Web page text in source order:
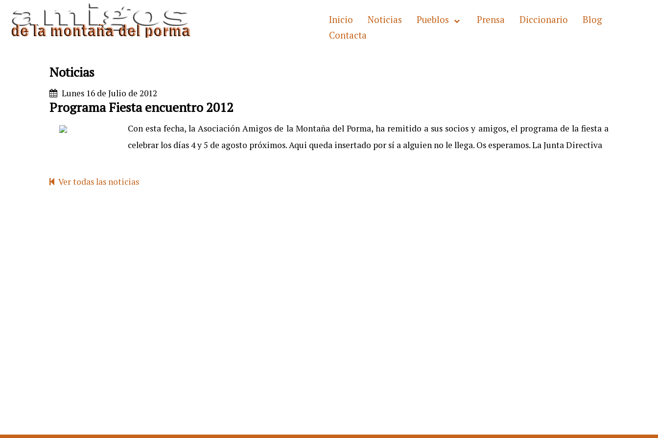
Inicio Noticias Pueblos Prensa Diccionario
Blog
Contacta
Noticias
Lunes 16 de Julio de 2012
Programa Fiesta encuentro 2012
Con esta fecha, la Asociación Amigos de la Montaña del Porma, ha remitido a sus socios y amigos, el programa de la fiesta a
celebrar los días 4 y 5 de agosto próximos. Aqui queda insertado por sí a alguien no le llega. Os esperamos. La Junta Directiva
Ver todas las noticias